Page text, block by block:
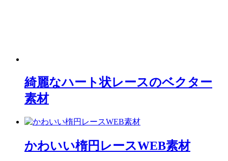
綺麗なハート状レースのベクター
素材
かわいい楕円レースWEB素材